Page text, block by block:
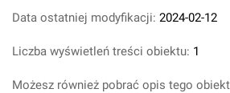
Data ostatniej modyfikacji: 2024-02-12
Liczba wyświetleń treści obiektu: 1
Możesz również pobrać opis tego